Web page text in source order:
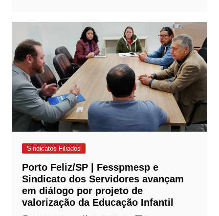
Sindicatos Filiados
Porto Feliz/SP | Fesspmesp e
Sindicato dos Servidores avançam
em diálogo por projeto de
valorização da Educação Infantil